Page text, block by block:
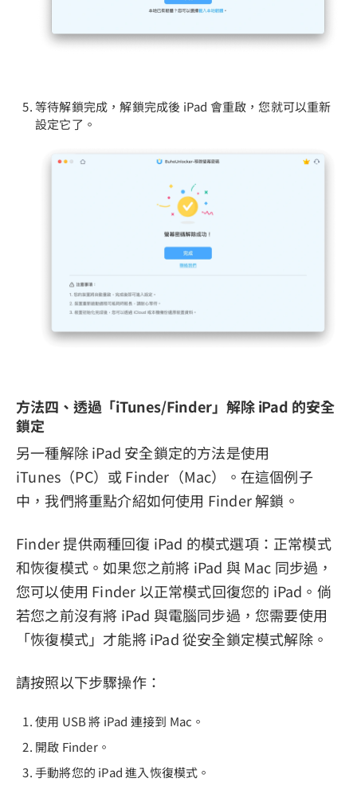
等待解鎖完成，解鎖完成後 iPad 會重啟，您就可以重新
設定它了。
方法四、透過「iTunes/Finder」解除 iPad 的安全
鎖定
另一種解除 iPad 安全鎖定的方法是使用
iTunes（PC）或 Finder（Mac）。在這個例子
中，我們將重點介紹如何使用 Finder 解鎖。
Finder 提供兩種回復 iPad 的模式選項：正常模式
和恢復模式。如果您之前將 iPad 與 Mac 同步過，
您可以使用 Finder 以正常模式回復您的 iPad。倘
若您之前沒有將 iPad 與電腦同步過，您需要使用
「恢復模式」才能將 iPad 從安全鎖定模式解除。
請按照以下步驟操作：
使用 USB 將 iPad 連接到 Mac。
開啟 Finder。
手動將您的 iPad 進入恢復模式。